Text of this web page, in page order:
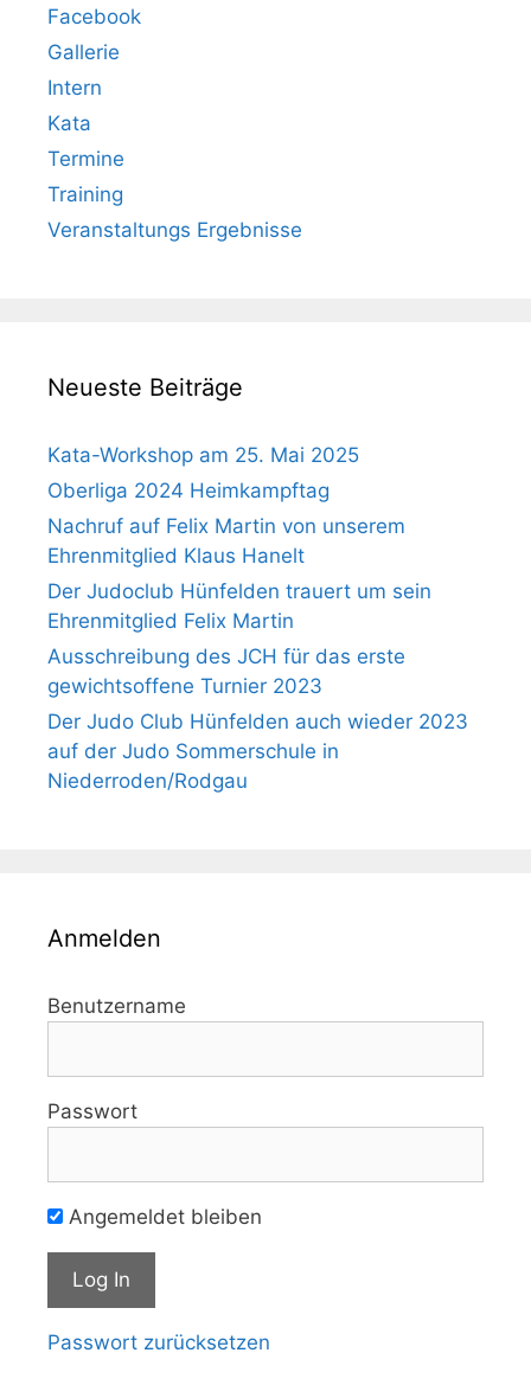
Facebook
Gallerie
Intern
Kata
Termine
Training
Veranstaltungs Ergebnisse
Neueste Beiträge
Kata-Workshop am 25. Mai 2025
Oberliga 2024 Heimkampftag
Nachruf auf Felix Martin von unserem
Ehrenmitglied Klaus Hanelt
Der Judoclub Hünfelden trauert um sein
Ehrenmitglied Felix Martin
Ausschreibung des JCH für das erste
gewichtsoffene Turnier 2023
Der Judo Club Hünfelden auch wieder 2023
auf der Judo Sommerschule in
Niederroden/Rodgau
Anmelden
Benutzername
Passwort
Angemeldet bleiben
Passwort zurücksetzen